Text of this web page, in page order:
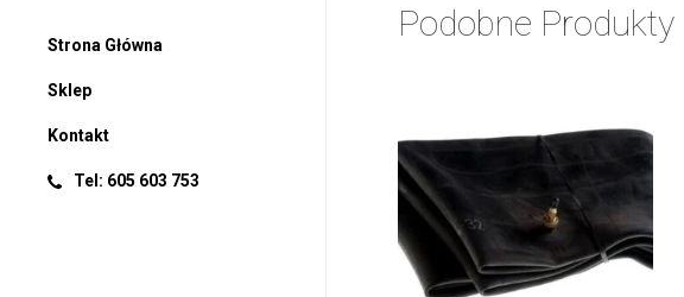
Strona Główna
Sklep
Kontakt
Tel: 605 603 753
Podobne Produkty